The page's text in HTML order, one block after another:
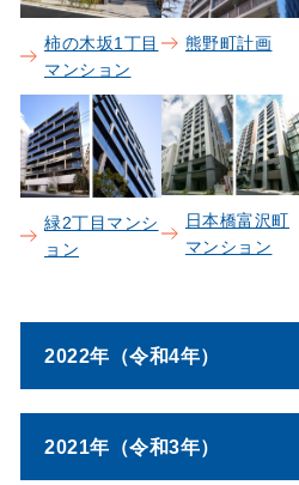
柿の木坂1丁目
マンション
熊野町計画
緑2丁目マンシ
ョン
日本橋富沢町
マンション
2022年（令和4年）
2021年（令和3年）